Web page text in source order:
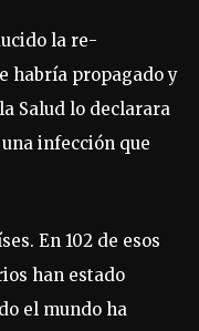
la re-
habría propagado y
Salud lo declarara
infección que
En 102 de esos
han estado
el mundo ha